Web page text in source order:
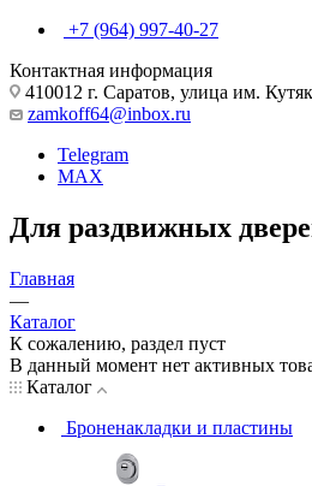
+7 (964) 997-40-27
Контактная информация
410012 г. Саратов, улица им.
zamkoff64@inbox.ru
Telegram
MAX
Для раздвижных
Главная
—
Каталог
К сожалению, раздел пуст
В данный момент нет активных
Каталог
Броненакладки и пластины